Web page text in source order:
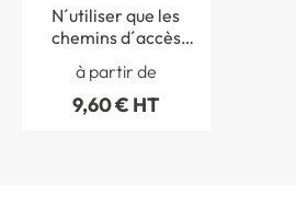
N´utiliser que les
chemins d´accès
autorisés - STF 3518S
à partir de
9,60 € HT